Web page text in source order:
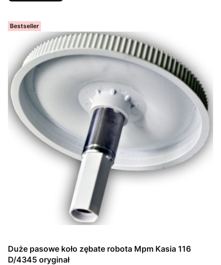
Bestseller
Duże pasowe koło zębate robota Mpm Kasia 116
D/4345 oryginał